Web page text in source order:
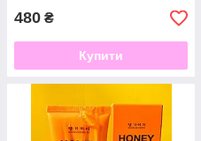
480 ₴
Купити